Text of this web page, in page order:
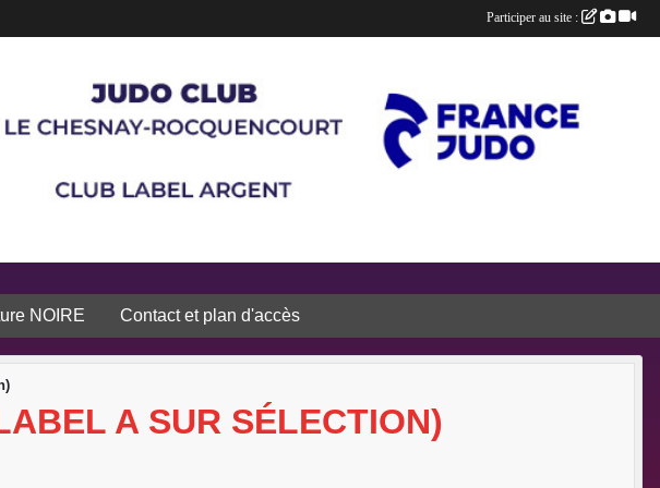
NOIRE Contact et plan d'accès
A SUR SÉLECTION)
Participer au site :